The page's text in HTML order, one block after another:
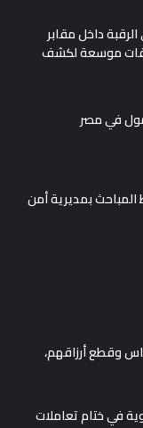
داخل مقابر
موسعة لكشف
في مصر
بمديرية أمن
وقطع أرزاقهم،
قوية في ختام تعاملات